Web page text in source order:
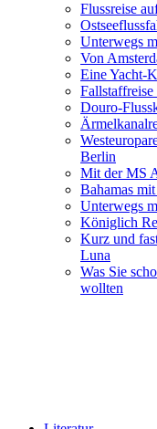
Flussreise
Unterwegs
Von
Eine Yacht-
Douro-
Berlin
Mit der MS
Bahamas
Unterwegs
Königlich
Kurz und
Luna
Was Sie
wollten